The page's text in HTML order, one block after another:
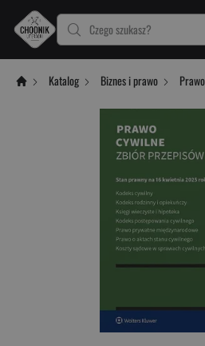
Czego szukasz?
Katalog Biznes i prawo Prawo